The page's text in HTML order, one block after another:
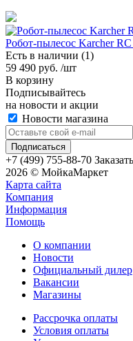
Робот-пылесос Karcher
Есть в наличии (1)
59 490 руб. /шт
В корзину
Подписывайтесь
на новости и акции
Новости магазина
+7 (499) 755-88-70
2026 © МойкаМаркет
Карта сайта
Компания
Информация
Помощь
О компании
Новости
Официальный дилер
Вакансии
Магазины
Рассрочка оплаты
Условия оплаты